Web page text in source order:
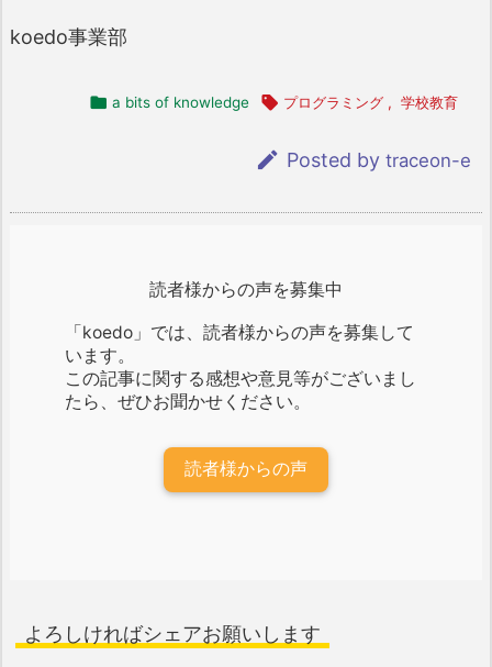
koedo事業部
 a bits of knowledge  プログラミング , 学校教育
 Posted by traceon-e
読者様からの声を募集中
「koedo」では、読者様からの声を募集して
います。
この記事に関する感想や意見等がございまし
たら、ぜひお聞かせください。
読者様からの声
よろしければシェアお願いします